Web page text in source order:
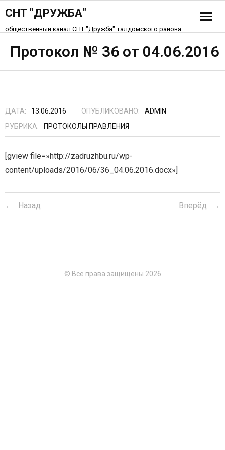
СНТ "ДРУЖБА"
общественный канал СНТ "Дружба" талдомского района
Схема СНТ «Дружба»
Протокол № 36 от 04.06.2016
ДАТА: 13.06.2016 ОПУБЛИКОВАНО:
ADMIN
РУБРИКА:
ПРОТОКОЛЫ ПРАВЛЕНИЯ
[gview file=»http://zadruzhbu.ru/wp-
content/uploads/2016/06/36_04.06.2016.docx»]
Назад Вперёд
© Все права защищены 2026